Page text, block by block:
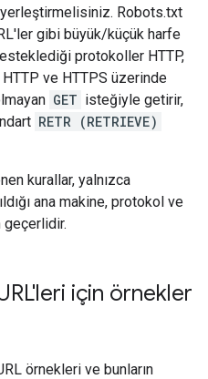
Robots.txt
gibi büyük/küçük harfe
protokoller HTTP,
HTTP ve HTTPS üzerinde
GET isteğiyle getirir,
RETR (RETRIEVE)
kurallar, yalnızca
ana makine, protokol ve
geçerlidir.
için örnekler
örnekleri ve bunların